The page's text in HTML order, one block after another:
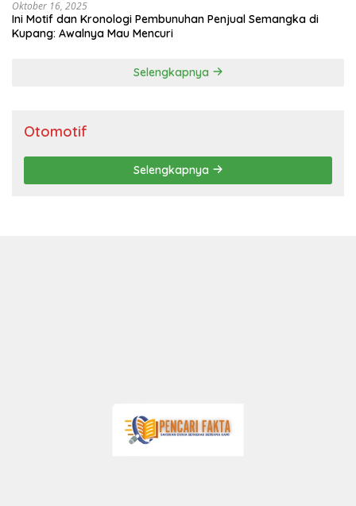
Oktober 16, 2025
Ini Motif dan Kronologi Pembunuhan Penjual Semangka di
Kupang: Awalnya Mau Mencuri
Selengkapnya
Otomotif
Selengkapnya